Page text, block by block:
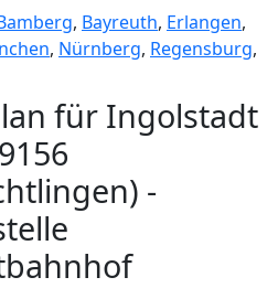
, Bayreuth, Erlangen,
, Nürnberg, Regensburg,
für Ingolstadt
-